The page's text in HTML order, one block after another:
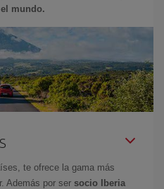
mundo.
te ofrece la gama más
Además por ser socio Iberia